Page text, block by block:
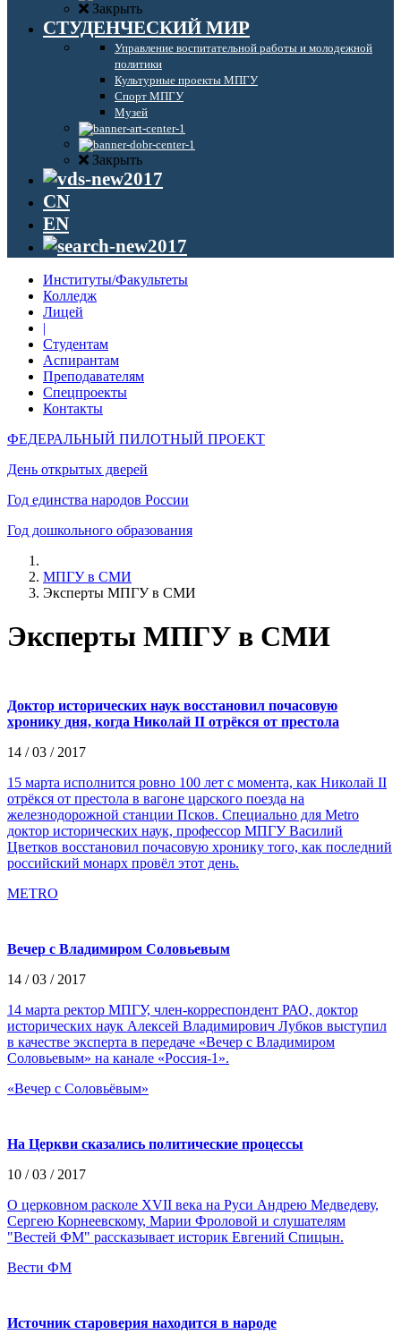
Закрыть
СТУДЕНЧЕСКИЙ МИР
Управление воспитательной работы и молодежной
политики
Культурные проекты МПГУ
Спорт МПГУ
Музей
Закрыть
CN
EN
Институты/Факультеты
Колледж
Лицей
|
Студентам
Аспирантам
Преподавателям
Спецпроекты
Контакты
ФЕДЕРАЛЬНЫЙ ПИЛОТНЫЙ ПРОЕКТ
День открытых дверей
Год единства народов России
Год дошкольного образования
МПГУ в СМИ
Эксперты МПГУ в СМИ
Эксперты МПГУ в СМИ
Доктор исторических наук восстановил почасовую
хронику дня, когда Николай II отрёкся от престола
14 / 03 / 2017
15 марта исполнится ровно 100 лет с момента, как Николай II
отрёкся от престола в вагоне царского поезда на
железнодорожной станции Псков. Специально для Metro
доктор исторических наук, профессор МПГУ Василий
Цветков восстановил почасовую хронику того, как последний
российский монарх провёл этот день.
METRO
Вечер с Владимиром Соловьевым
14 / 03 / 2017
14 марта ректор МПГУ, член-корреспондент РАО, доктор
исторических наук Алексей Владимирович Лубков выступил
в качестве эксперта в передаче «Вечер с Владимиром
Соловьевым» на канале «Россия-1».
«Вечер с Соловьёвым»
На Церкви сказались политические процессы
10 / 03 / 2017
О церковном расколе XVII века на Руси Андрею Медведеву,
Сергею Корнеевскому, Марии Фроловой и слушателям
"Вестей ФМ" рассказывает историк Евгений Спицын.
Вести ФМ
Источник староверия находится в народе